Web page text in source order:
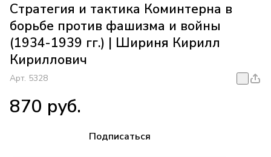
Стратегия и тактика Коминтерна в
борьбе против фашизма и войны
(1934-1939 гг.) | Шириня Кирилл
Кириллович
Арт. 5328
870 руб.
Подписаться